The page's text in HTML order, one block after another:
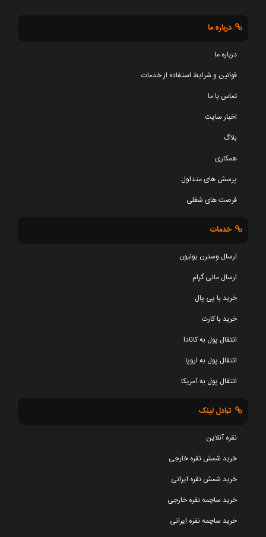
درباره ما
درباره ما
قوانین و شرایط استفاده از خدمات
تماس با ما
اخبار سایت
بلاگ
همکاری
پرسش های متداول
فرصت های شغلی
خدمات
ارسال وسترن یونیون
ارسال مانی گرام
خرید با پی پال
خرید با کارت
انتقال پول به کانادا
انتقال پول به اروپا
انتقال پول به آمریکا
تبادل لینک
نقره آنلاین
خرید شمش نقره خارجی
خرید شمش نقره ایرانی
خرید ساچمه نقره خارجی
خرید ساچمه نقره ایرانی